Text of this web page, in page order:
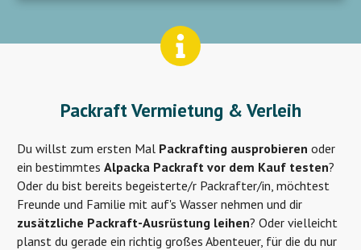
Packraft Vermietung & Verleih
Du willst zum ersten Mal Packrafting ausprobieren oder
ein bestimmtes Alpacka Packraft vor dem Kauf testen?
Oder du bist bereits begeisterte/r Packrafter/in, möchtest
Freunde und Familie mit auf's Wasser nehmen und dir
zusätzliche Packraft-Ausrüstung leihen? Oder vielleicht
planst du gerade ein richtig großes Abenteuer, für die du nur